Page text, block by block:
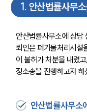
1 . 안산법률사무
안산법률사무소에 상담
뢰인은 폐기물처리시설
이 불허가 처분을 내렸
정소송을 진행하고자 하
안산법률사무소